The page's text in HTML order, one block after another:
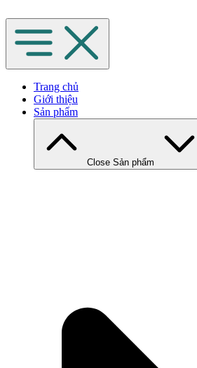
đến
nội
dung
Trang chủ
Giới thiệu
Sản phẩm
Close Sản phẩm